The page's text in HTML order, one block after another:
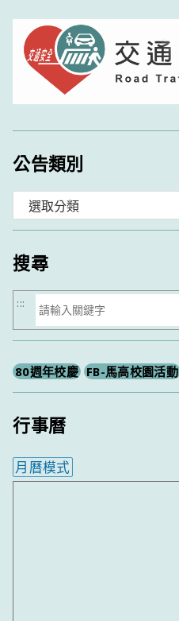
公告類別
類
搜尋
搜
尋
:::
80週年校慶 FB-馬高校園活動
行事曆
月曆模式